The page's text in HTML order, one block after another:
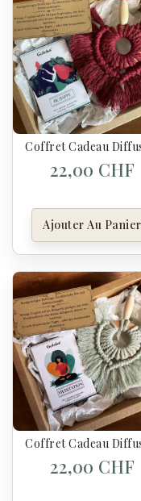
Coffret Cadeau
22,00 CHF
Ajouter Au Panier
Coffret Cadeau
22,00 CHF